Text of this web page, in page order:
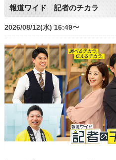
報道ワイド 記者のチカラ
2026/08/12(水) 16:49〜